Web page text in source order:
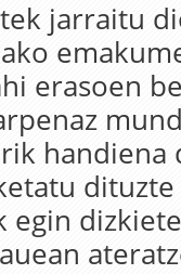
jarraitu
erasoen
handiena
egin